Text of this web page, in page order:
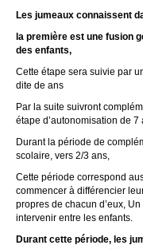
Les jumeaux connaissent
la première est une fusion
des enfants,
Cette étape sera suivie par
dite de ans
Par la suite suivront
étape d’autonomisation de
Durant la période de
scolaire, vers 2/3 ans,
Cette période correspond
commencer à différencier
propres de chacun d’eux,
intervenir entre les enfants.
Durant cette période, les